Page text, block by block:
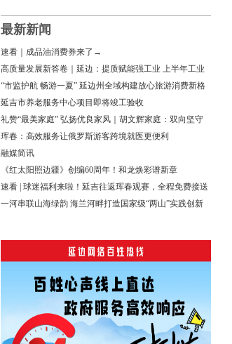
最新新闻
速看｜成品油消费券来了→
高质量发展新答卷｜延边：提质赋能强工业 上半年工业
经济增速领跑全省
“市监护航 畅游一夏” 延边州全域构建放心旅游消费新格
局
延吉市养老服务中心项目即将竣工验收
礼赞“最美家庭” 弘扬优良家风｜胡文辉家庭：双向坚守
书写家国担当
珲春：高效服务让俄罗斯游客跨境就医更便利
融媒简讯
《红太阳照边疆》创编60周年！和龙焕彩谱新章
速看 | 球迷福利来啦！延吉往返珲春观赛，全程免费接送
→
一河串联山海绿韵 海兰河畔打造国家级“两山”实践创新